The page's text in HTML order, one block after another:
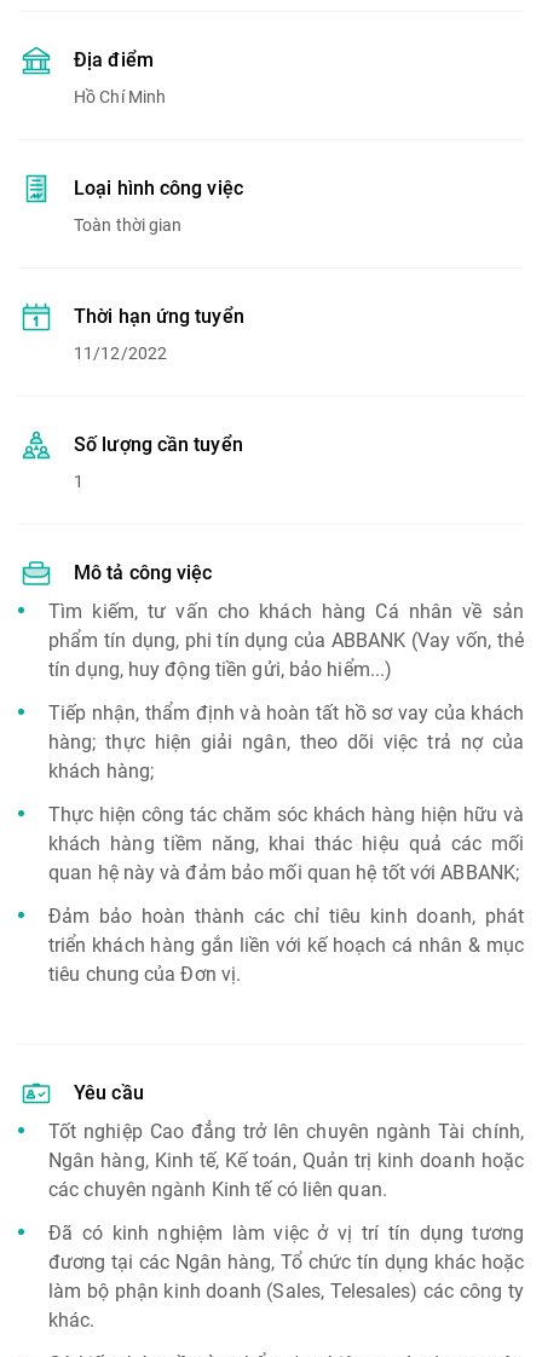
Địa điểm
Hồ Chí Minh
Loại hình công việc
Toàn thời gian
Thời hạn ứng tuyển
11/12/2022
Số lượng cần tuyển
1
Mô tả công việc
Tìm kiếm, tư vấn cho khách hàng Cá nhân về sản
phẩm tín dụng, phi tín dụng của ABBANK (Vay vốn, thẻ
tín dụng, huy động tiền gửi, bảo hiểm...)
Tiếp nhận, thẩm định và hoàn tất hồ sơ vay của khách
hàng; thực hiện giải ngân, theo dõi việc trả nợ của
khách hàng;
Thực hiện công tác chăm sóc khách hàng hiện hữu và
khách hàng tiềm năng, khai thác hiệu quả các mối
quan hệ này và đảm bảo mối quan hệ tốt với ABBANK;
Đảm bảo hoàn thành các chỉ tiêu kinh doanh, phát
triển khách hàng gắn liền với kế hoạch cá nhân & mục
tiêu chung của Đơn vị.
Yêu cầu
Tốt nghiệp Cao đẳng trở lên chuyên ngành Tài chính,
Ngân hàng, Kinh tế, Kế toán, Quản trị kinh doanh hoặc
các chuyên ngành Kinh tế có liên quan.
Đã có kinh nghiệm làm việc ở vị trí tín dụng tương
đương tại các Ngân hàng, Tổ chức tín dụng khác hoặc
làm bộ phận kinh doanh (Sales, Telesales) các công ty
khác.